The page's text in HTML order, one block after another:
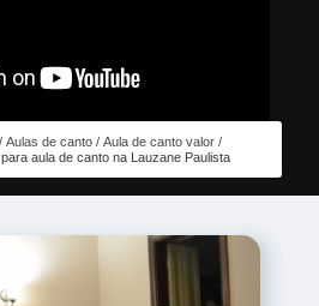
Aulas de canto
Aula de canto valor
aula de canto na Lauzane Paulista